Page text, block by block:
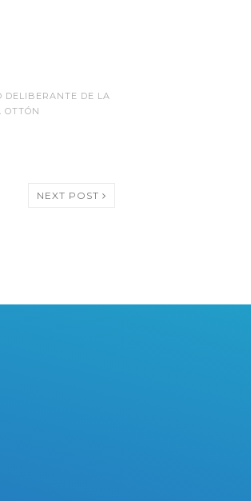
DELIBERANTE DE LA
OTTÓN
NEXT POST